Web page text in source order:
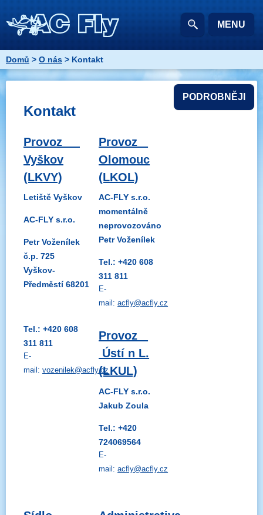
MENU
Domů > O nás > Kontakt
PODROBNĚJI
Kontakt
Provoz
Vyškov
(LKVY)
Letiště Vyškov
AC-FLY s.r.o.
Petr Voženílek
č.p. 725
Vyškov-
Předměstí 68201
Tel.: +420 608
311 811
E-
mail: vozenilek@acfly.cz
Provoz
Olomouc
(LKOL)
AC-FLY s.r.o.
momentálně
neprovozováno
Petr Voženílek
Tel.: +420608
311 811
E-
mail:acfly@acfly.cz
Provoz
Ústí n L.
(LKUL)
AC-FLY s.r.o.
Jakub Zoula
Tel.: +420
724069564
E-
mail:acfly@acfly.cz